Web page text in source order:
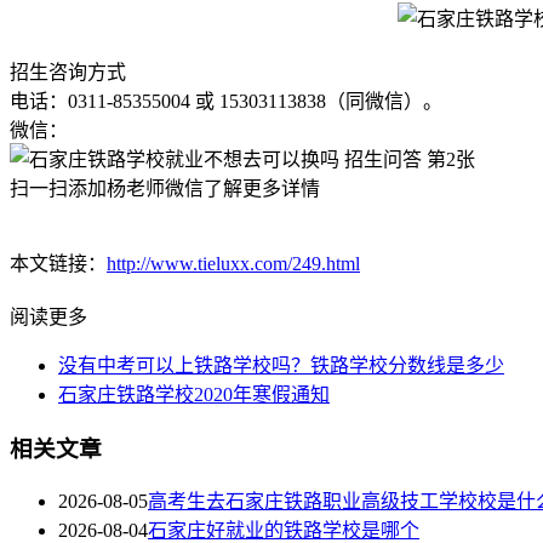
招生咨询方式
电话：0311-85355004 或 15303113838（同微信）。
微信：
扫一扫添加杨老师微信了解更多详情
本文链接： http://www.tieluxx.com/249.html
阅读更多
没有中考可以上铁路学校吗？铁路学校分数线是多少
石家庄铁路学校2020年寒假通知
相关文章
2026-08-05高考生去石家庄铁路职业高级技工学校校是什
2026-08-04石家庄好就业的铁路学校是哪个